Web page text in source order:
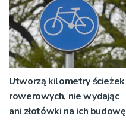
Utworzą kilometry ścieżek
rowerowych, nie wydając
ani złotówki na ich budowę